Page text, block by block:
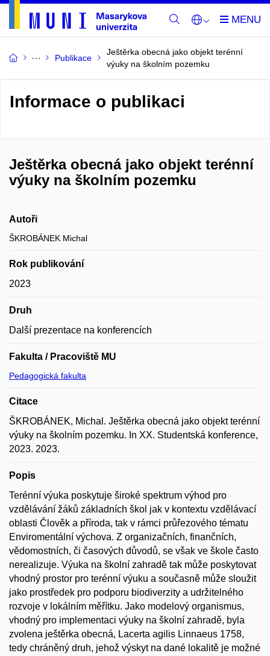
Publikace
Ještěrka obecná jako objekt terénní
výuky na školním pozemku
Informace o publikaci
Ještěrka obecná jako objekt terénní
výuky na školním pozemku
Autoři
ŠKROBÁNEK Michal
Rok publikování
2023
Druh
Další prezentace na konferencích
Fakulta / Pracoviště MU
Pedagogická fakulta
Citace
ŠKROBÁNEK, Michal. Ještěrka obecná jako objekt terénní
výuky na školním pozemku. In XX. Studentská konference,
2023. 2023.
Popis
Terénní výuka poskytuje široké spektrum výhod pro
vzdělávání žáků základních škol jak v kontextu vzdělávací
oblasti Člověk a příroda, tak v rámci průřezového tématu
Enviromentální výchova. Z organizačních, finančních,
vědomostních, či časových důvodů, se však ve škole často
nerealizuje. Výuka na školní zahradě tak může poskytovat
vhodný prostor pro terénní výuku a současně může sloužit
jako prostředek pro podporu biodiverzity a udržitelného
rozvoje v lokálním měřítku. Jako modelový organismus,
vhodný pro implementaci výuky na školní zahradě, byla
zvolena ještěrka obecná, Lacerta agilis Linnaeus 1758,
tedy chráněný druh, jehož výskyt na dané lokalitě je možné